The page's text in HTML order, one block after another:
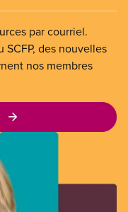
par courriel.
SCFP, des nouvelles
nos membres